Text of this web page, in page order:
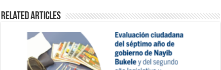
Related Articles